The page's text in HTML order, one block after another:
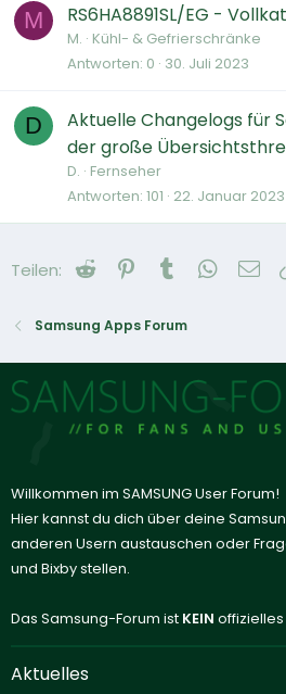
M RS6HA8891SL/EG -
M. Kühl- & Gefrierschränke
Antworten 0 30. Juli 2023
D
Aktuelle Changelogs für
der große
D. Fernseher
Antworten 101 22. Januar 2023
Teilen: Reddit Pinterest
Tumblr
Samsung Apps Forum
Willkommen im SAMSUNG User Forum!
Hier kannst du dich über deine
anderen Usern austauschen oder
und Bixby stellen.
Das Samsung-Forum ist KEIN offizielles
Aktuelles